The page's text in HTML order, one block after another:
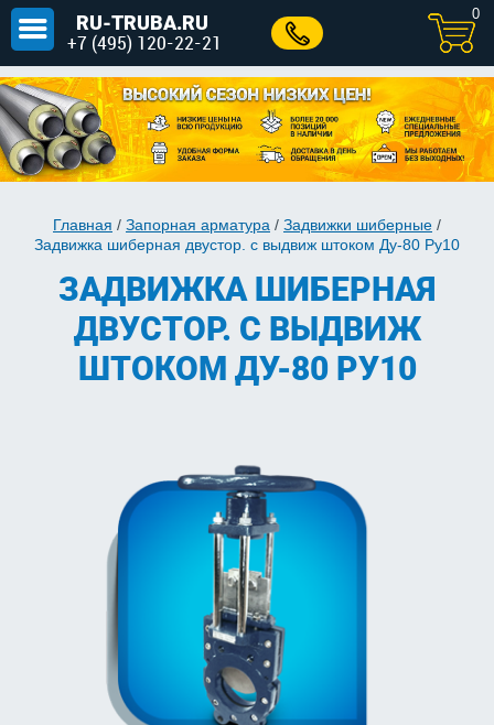
RU-TRUBA.RU
+7 (495) 120-22-21
0
Главная / Запорная арматура / Задвижки шиберные /
Задвижка шиберная двустор. с выдвиж штоком Ду-80 Ру10
ЗАДВИЖКА ШИБЕРНАЯ
ДВУСТОР. С ВЫДВИЖ
ШТОКОМ ДУ-80 РУ10